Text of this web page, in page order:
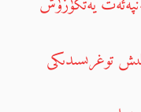
توغرىسىدىكى